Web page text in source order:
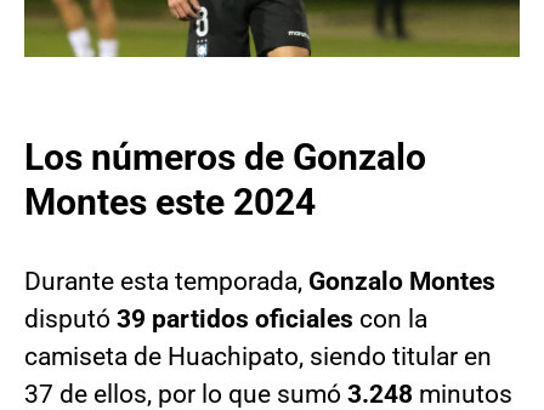
Los números de Gonzalo
Montes este 2024
Durante esta temporada, Gonzalo Montes
disputó 39 partidos oficiales con la
camiseta de Huachipato, siendo titular en
37 de ellos, por lo que sumó 3.248 minutos